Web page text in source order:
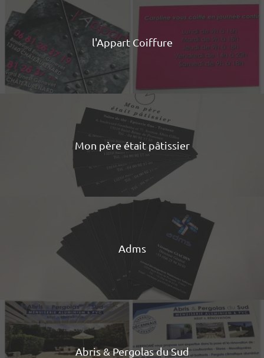
l'Appart Coiffure
Mon père était pâtissier
Adms
Abris & Pergolas du Sud